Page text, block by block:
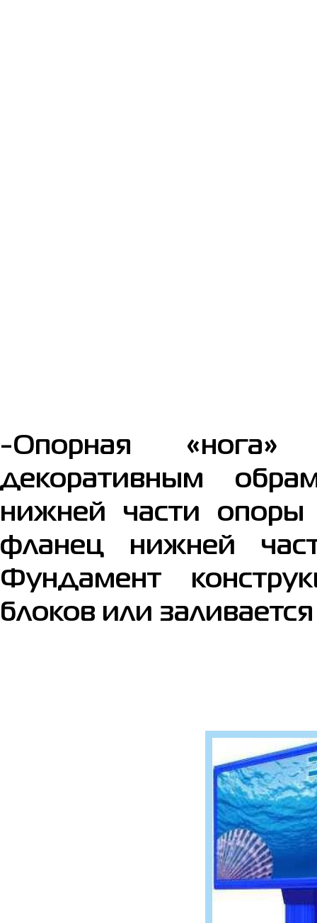
-Опорная «нога»
декоративным
нижней части опоры
фланец нижней
Фундамент
блоков или